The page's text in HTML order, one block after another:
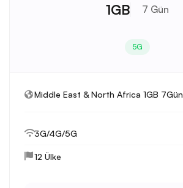
1GB 7 Gün
5G
Middle East & North Africa 1GB 7Gün
3G/4G/5G
12 Ülke